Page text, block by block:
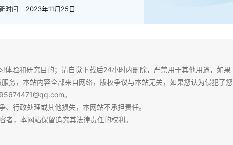
时间 2023年11月25日
体验和研究目的；请自觉下载后24小时内删除，严禁用于其他用途，如果
务，本站内容全部来自网络，版权争议与本站无关，如果您认为侵犯了您
。
行政处理或其他损失，本网站不承担责任。
，本网站保留追究其法律责任的权利。